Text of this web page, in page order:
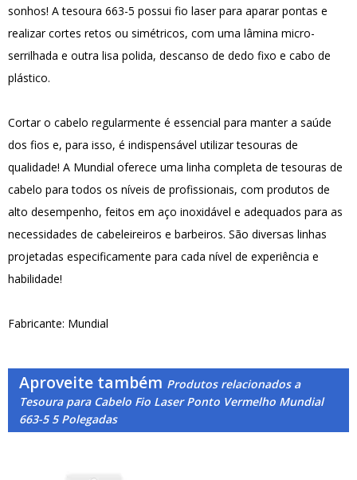
sonhos! A tesoura 663-5 possui fio laser para aparar pontas e
realizar cortes retos ou simétricos, com uma lâmina micro-
serrilhada e outra lisa polida, descanso de dedo fixo e cabo de
plástico.
Cortar o cabelo regularmente é essencial para manter a saúde
dos fios e, para isso, é indispensável utilizar tesouras de
qualidade! A Mundial oferece uma linha completa de tesouras de
cabelo para todos os níveis de profissionais, com produtos de
alto desempenho, feitos em aço inoxidável e adequados para as
necessidades de cabeleireiros e barbeiros. São diversas linhas
projetadas especificamente para cada nível de experiência e
habilidade!
Fabricante: Mundial
Aproveite também Produtos relacionados a
Tesoura para Cabelo Fio Laser Ponto Vermelho Mundial
663-5 5 Polegadas